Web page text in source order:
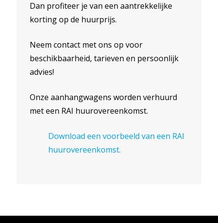
Dan profiteer je van een aantrekkelijke
korting op de huurprijs.
Neem contact met ons op voor
beschikbaarheid, tarieven en persoonlijk
advies!
Onze aanhangwagens worden verhuurd
met een RAI huurovereenkomst.
Download een voorbeeld van een RAI
huurovereenkomst.